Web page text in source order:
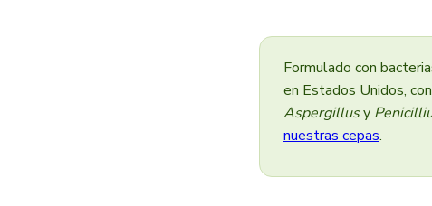
Formulado con
en Estados Unidos,
Aspergillusy
nuestras cepas.